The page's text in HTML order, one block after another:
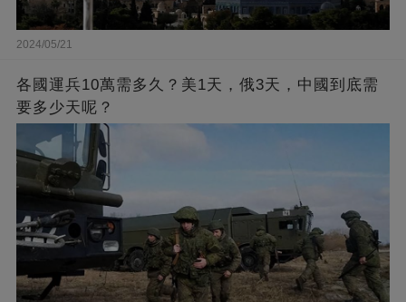
2024/05/21
各國運兵10萬需多久？美1天，俄3天，中國到底需
要多少天呢？